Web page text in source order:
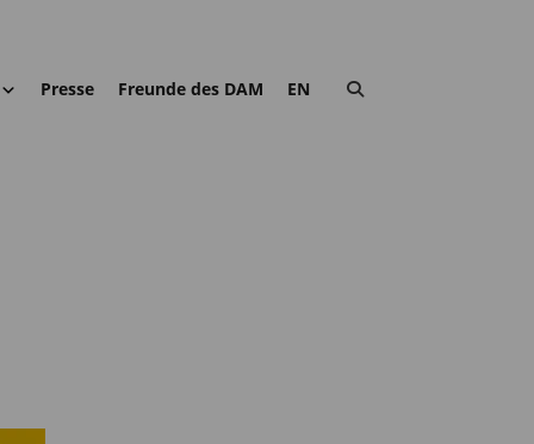
Presse Freunde des DAM EN